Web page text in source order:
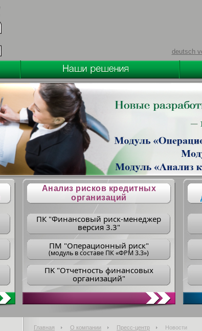
deutsch
Анализ рисков кредитных
организаций
ПК "Финансовый риск-менеджер
версия 3.3"
ПM "Операционный риск"
(модуль в составе ПК «ФРМ 3.3»)
ПK "Отчетность финансовых
организаций"
Главная О компании Пресс-центр Новости